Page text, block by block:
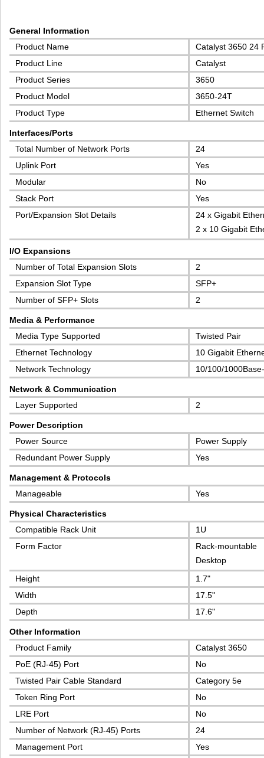
General Information
Product Name
Catalyst 3650 24
Product Line
Catalyst
Product Series
3650
Product Model
3650-24T
Product Type
Ethernet Switch
Interfaces/Ports
Total Number of Network Ports
24
Uplink Port
Yes
Modular
No
Stack Port
Yes
Port/Expansion Slot Details
24 x Gigabit
2 x 10 Gigabit
I/O Expansions
Number of Total Expansion Slots
2
Expansion Slot Type
SFP+
Number of SFP+ Slots
2
Media & Performance
Media Type Supported
Twisted Pair
Ethernet Technology
10 Gigabit
Network Technology
10/100/
Network & Communication
Layer Supported
2
Power Description
Power Source
Power Supply
Redundant Power Supply
Yes
Management & Protocols
Manageable
Yes
Physical Characteristics
Compatible Rack Unit
1U
Form Factor
Rack-mountable
Desktop
Height
1.7"
Width
17.5"
Depth
17.6"
Other Information
Product Family
Catalyst 3650
PoE (RJ-45) Port
No
Twisted Pair Cable Standard
Category 5e
Token Ring Port
No
LRE Port
No
Number of Network (RJ-45) Ports
24
Management Port
Yes